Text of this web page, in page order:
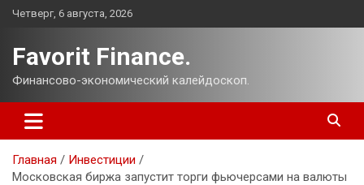
Перейти
Четверг, 6 августа, 2026
Favorit Finance.
Финансово-экономический калейдоскоп.
Главная
Инвестиции
Московская биржа запустит торги фьючерсами на валюты